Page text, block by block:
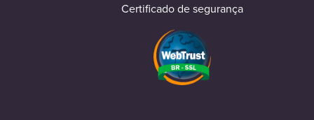
Certificado de segurança